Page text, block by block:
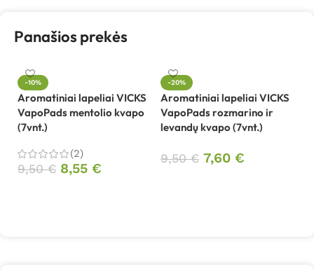
Panašios prekės
-10%
Aromatiniai lapeliai VICKS
VapoPads mentolio kvapo
(7vnt.)
(2)
9,50€ 8,55 €
-20%
Aromatiniai lapeliai VICKS
VapoPads rozmarino ir
levandų kvapo (7vnt.)
9,50€ 7,60 €